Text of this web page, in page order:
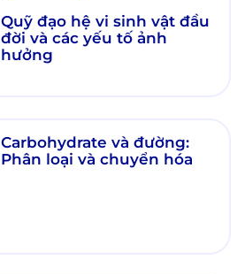
Quỹ đạo hệ vi sinh vật đầu
đời và các yếu tố ảnh
hưởng
Carbohydrate và đường:
Phân loại và chuyển hóa